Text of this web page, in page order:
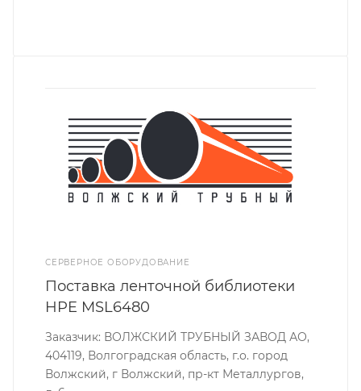
СЕРВЕРНОЕ ОБОРУДОВАНИЕ
Поставка ленточной библиотеки
HPE MSL6480
Заказчик: ВОЛЖСКИЙ ТРУБНЫЙ ЗАВОД АО,
404119, Волгоградская область, г.о. город
Волжский, г Волжский, пр-кт Металлургов,